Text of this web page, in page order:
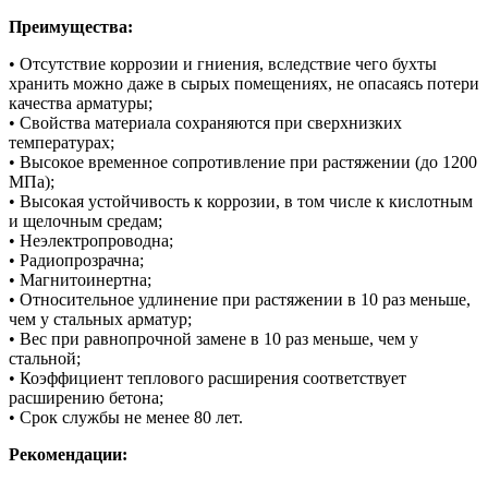
Преимущества:
• Отсутствие коррозии и гниения, вследствие чего бухты
хранить можно даже в сырых помещениях, не опасаясь потери
качества арматуры;
• Свойства материала сохраняются при сверхнизких
температурах;
• Высокое временное сопротивление при растяжении (до 1200
МПа);
• Высокая устойчивость к коррозии, в том числе к кислотным
и щелочным средам;
• Неэлектропроводна;
• Радиопрозрачна;
• Магнитоинертна;
• Относительное удлинение при растяжении в 10 раз меньше,
чем у стальных арматур;
• Вес при равнопрочной замене в 10 раз меньше, чем у
стальной;
• Коэффициент теплового расширения соответствует
расширению бетона;
• Срок службы не менее 80 лет.
Рекомендации: